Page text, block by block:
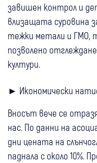
завишен контрол и
влизащата суровина
тежки метали и ГМО,
позволено
култури.
► Икономически
Вносът вече се
нас. По данни на
дни цената на
паднала с около 10%.